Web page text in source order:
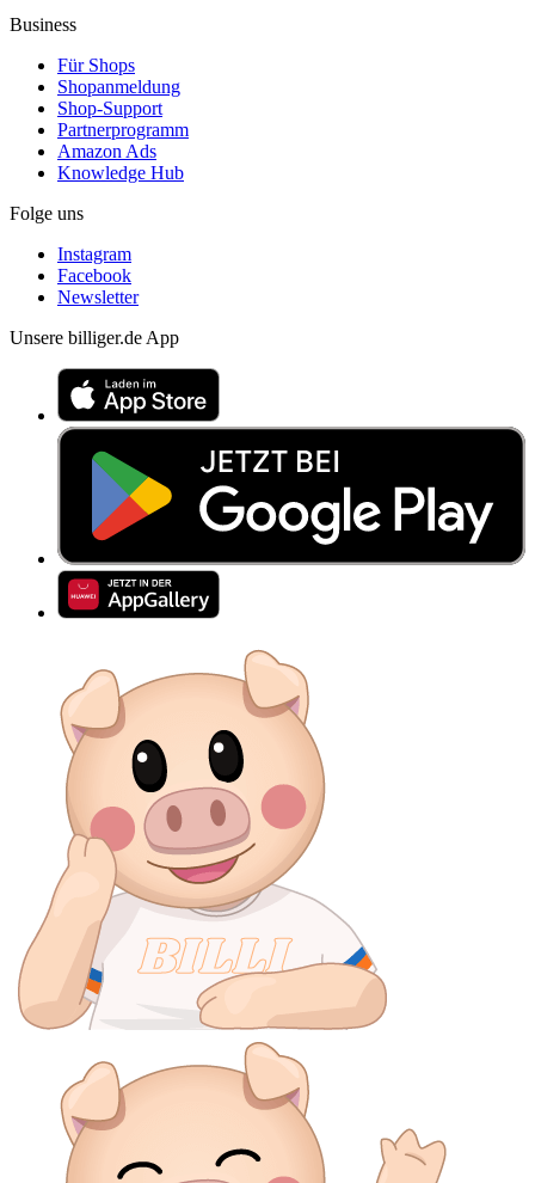
Business
Für Shops
Shopanmeldung
Shop-Support
Partnerprogramm
Amazon Ads
Knowledge Hub
Folge uns
Instagram
Facebook
Newsletter
Unsere billiger.de App